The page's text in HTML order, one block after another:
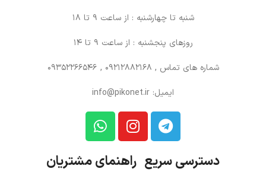
شنبه تا چهارشنبه : از ساعت 9 تا 18
روزهای پنجشنبه : از ساعت 9 تا 14
شماره های تماس , 09212882168 , 09352266546
ایمیل: info@pikonet.ir
دسترسی سریع راهنمای مشتریان